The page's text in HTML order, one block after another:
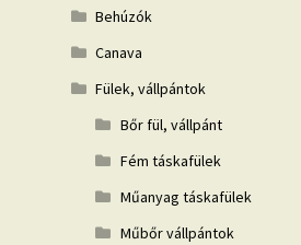
Behúzók
Canava
Fülek, vállpántok
Bőr fül, vállpánt
Fém táskafülek
Műanyag táskafülek
Műbőr vállpántok